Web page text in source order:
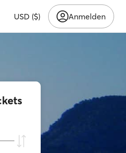
USD ($) Anmelden